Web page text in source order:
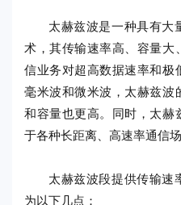
太赫兹波是一种具有大
术，其传输速率高、容量大
信业务对超高数据速率和极
毫米波和微米波，太赫兹波
和容量也更高。同时，太赫
于各种长距离、高速率通信场
太赫兹波段提供传输速
为以下几点：